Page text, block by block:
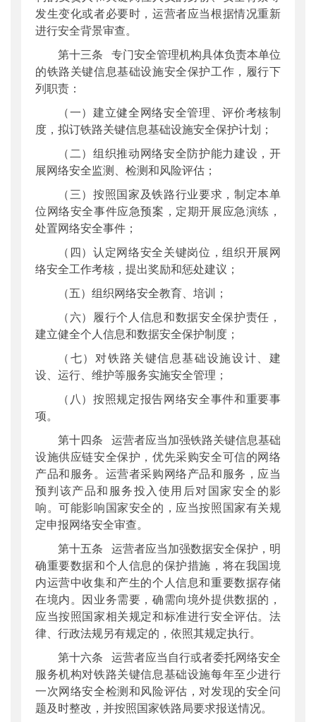
发生变化或者必要时，运营者应当根据情况重新
进行安全背景审查。
第十三条 专门安全管理机构具体负责本单位
的铁路关键信息基础设施安全保护工作，履行下
列职责：
（一）建立健全网络安全管理、评价考核制
度，拟订铁路关键信息基础设施安全保护计划；
（二）组织推动网络安全防护能力建设，开
展网络安全监测、检测和风险评估；
（三）按照国家及铁路行业要求，制定本单
位网络安全事件应急预案，定期开展应急演练，
处置网络安全事件；
（四）认定网络安全关键岗位，组织开展网
络安全工作考核，提出奖励和惩处建议；
（五）组织网络安全教育、培训；
（六）履行个人信息和数据安全保护责任，
建立健全个人信息和数据安全保护制度；
（七）对铁路关键信息基础设施设计、建
设、运行、维护等服务实施安全管理；
（八）按照规定报告网络安全事件和重要事
项。
第十四条 运营者应当加强铁路关键信息基础
设施供应链安全保护，优先采购安全可信的网络
产品和服务。运营者采购网络产品和服务，应当
预判该产品和服务投入使用后对国家安全的影
响。可能影响国家安全的，应当按照国家有关规
定申报网络安全审查。
第十五条 运营者应当加强数据安全保护，明
确重要数据和个人信息的保护措施，将在我国境
内运营中收集和产生的个人信息和重要数据存储
在境内。因业务需要，确需向境外提供数据的，
应当按照国家相关规定和标准进行安全评估。法
律、行政法规另有规定的，依照其规定执行。
第十六条 运营者应当自行或者委托网络安全
服务机构对铁路关键信息基础设施每年至少进行
一次网络安全检测和风险评估，对发现的安全问
题及时整改，并按照国家铁路局要求报送情况。